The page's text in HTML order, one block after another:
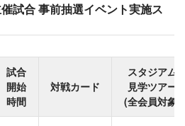
試合 事前抽選イベント実施ス
試合
開始
時間
対戦カード
スタジアム
見学ツアー
(全会員対象)